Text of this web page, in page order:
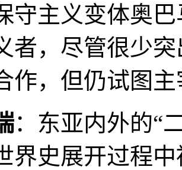
守主义变体奥
者，尽管很少
作，但仍试图
：东亚内外的“
界史展开过程